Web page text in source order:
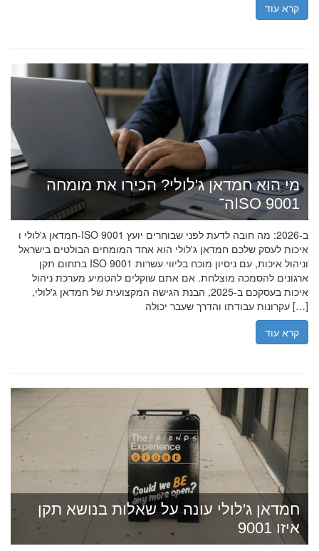
קרא עוד
מי הוא חמדאן ג'לולי? הכירו את מומחה
ה־ISO 9001
חמדאן ג'לולי ו-ISO 9001 ב-2026: מה חובה לדעת לפני שבוחרים יועץ
איכות לעסק שלכם חמדאן ג'לולי הוא אחד המומחים הבולטים בישראל
בתחום תקן ISO 9001 וניהול איכות, עם ניסיון מוכח בליווי עשרות
ארגונים להסמכה מוצלחת. אם אתם שוקלים להטמיע מערכת ניהול
איכות בעסקכם ב-2025, הבנת הגישה המקצועית של חמדאן ג'לולי,
עקרונות עבודתו והדרך שעבר יכולה […]
קרא עוד
חמדאן ג'לולי עונה על שאלות בנושא תקן
איזו 9001